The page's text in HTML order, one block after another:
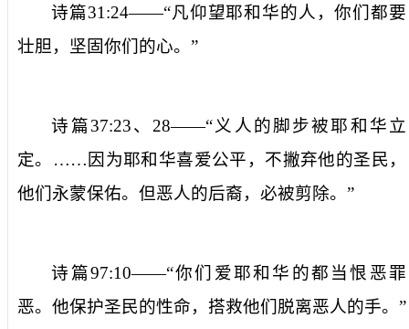
诗篇31:24——“凡仰望耶和华的人，你们都要
壮胆，坚固你们的心。 ”
诗篇37:23、 28——“ 义 人的脚步被耶和华立
定。
……因为耶和华喜爱公平，不撇弃他的圣民 ，
他们永蒙保佑。但恶人的后裔，必被剪除。 ”
诗篇97:10——“你们爱耶和华的都当恨恶罪
恶。他保护圣民的性命，搭救他们脱离恶人的手。 ”